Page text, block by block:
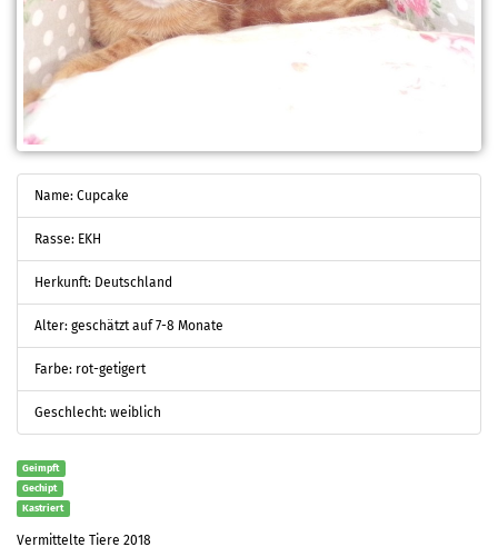
Name: Cupcake
Rasse: EKH
Herkunft: Deutschland
Alter: geschätzt auf 7-8 Monate
Farbe: rot-getigert
Geschlecht: weiblich
Geimpft
Gechipt
Kastriert
Vermittelte Tiere 2018